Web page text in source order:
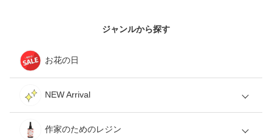
ジャンルから探す
お花の日
NEW Arrival
作家のためのレジン